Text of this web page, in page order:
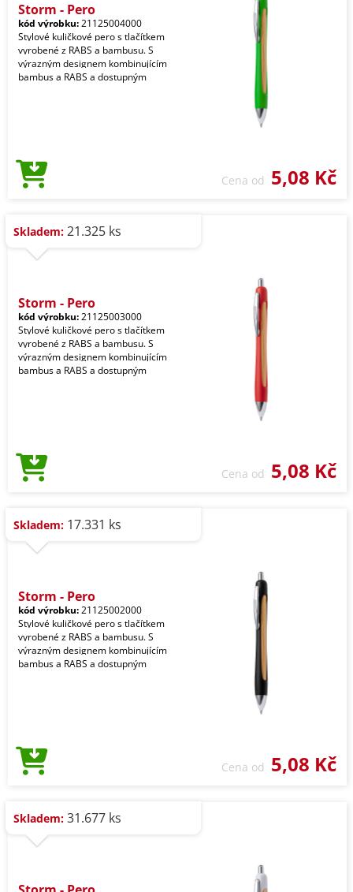
Storm - Pero
kód výrobku:21125004000
Stylové kuličkové pero s tlačítkem
vyrobené z RABS a bambusu. S
výrazným designem kombinujícím
bambus a RABS a dostupným
Cena od 5,08 Kč
Skladem: 21.325 ks
Storm - Pero
kód výrobku:21125003000
Stylové kuličkové pero s tlačítkem
vyrobené z RABS a bambusu. S
výrazným designem kombinujícím
bambus a RABS a dostupným
Cena od 5,08 Kč
Skladem: 17.331 ks
Storm - Pero
kód výrobku:21125002000
Stylové kuličkové pero s tlačítkem
vyrobené z RABS a bambusu. S
výrazným designem kombinujícím
bambus a RABS a dostupným
Cena od 5,08 Kč
Skladem: 31.677 ks